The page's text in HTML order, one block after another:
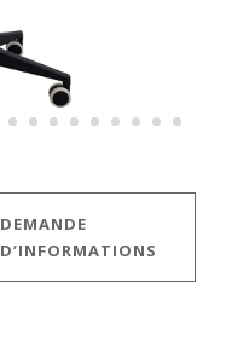
DEMANDE
D’INFORMATIONS